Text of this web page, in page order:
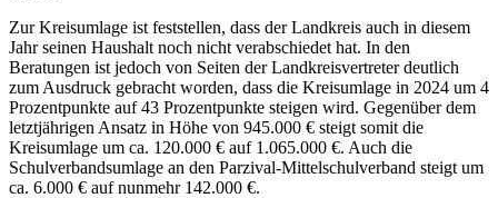
Zur Kreisumlage ist feststellen, dass der Landkreis auch in diesem
Jahr seinen Haushalt noch nicht verabschiedet hat. In den
Beratungen ist jedoch von Seiten der Landkreisvertreter deutlich
zum Ausdruck gebracht worden, dass die Kreisumlage in 2024 um 4
Prozentpunkte auf 43 Prozentpunkte steigen wird. Gegenüber dem
letztjährigen Ansatz in Höhe von 945.000 € steigt somit die
Kreisumlage um ca. 120.000 € auf 1.065.000 €. Auch die
Schulverbandsumlage an den Parzival-Mittelschulverband steigt um
ca. 6.000 € auf nunmehr 142.000 €.